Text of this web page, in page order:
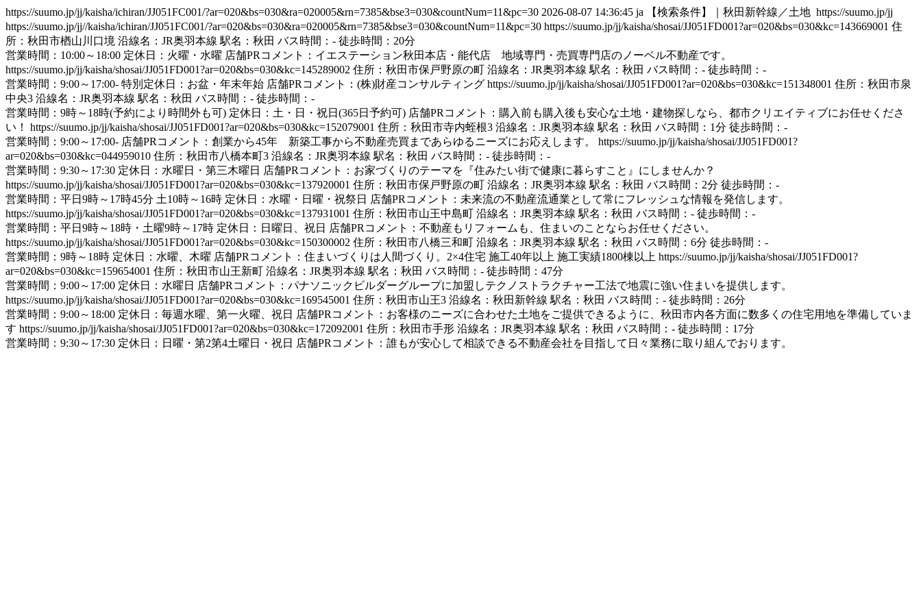
https://suumo.jp/jj/kaisha/ichiran/JJ051FC001/?ar=020&bs=030&ra=020005&rn=7385&bse3=030&countNum=11&pc=30 2026-08-07 14:36:45 ja 【検索条件】｜秋田新幹線／土地 https://suumo.jp/jj
https://suumo.jp/jj//kaisha/ichiran/JJ051FC001/?ar=020&bs=030&ra=020005&rn=7385&bse3=030&countNum=11&pc=30 https://suumo.jp/jj/kaisha/shosai/JJ051FD001?ar=020&bs=030&kc=143669001 住
所：秋田市楢山川口境 沿線名：JR奥羽本線 駅名：秋田 バス時間：- 徒歩時間：20分
営業時間：10:00～18:00 定休日：火曜・水曜 店舗PRコメント：イエステーション秋田本店・能代店 地域専門・売買専門店のノーベル不動産です。
https://suumo.jp/jj/kaisha/shosai/JJ051FD001?ar=020&bs=030&kc=145289002 住所：秋田市保戸野原の町 沿線名：JR奥羽本線 駅名：秋田 バス時間：- 徒歩時間：-
営業時間：9:00～17:00- 特別定休日：お盆・年末年始 店舗PRコメント：(株)財産コンサルティング https://suumo.jp/jj/kaisha/shosai/JJ051FD001?ar=020&bs=030&kc=151348001 住所：秋田市泉
中央3 沿線名：JR奥羽本線 駅名：秋田 バス時間：- 徒歩時間：-
営業時間：9時～18時(予約により時間外も可) 定休日：土・日・祝日(365日予約可) 店舗PRコメント：購入前も購入後も安心な土地・建物探しなら、都市クリエイティブにお任せくださ
い！
https://suumo.jp/jj/kaisha/shosai/JJ051FD001?ar=020&bs=030&kc=152079001 住所：秋田市寺内蛭根3 沿線名：JR奥羽本線 駅名：秋田 バス時間：1分 徒歩時間：-
営業時間：9:00～17:00- 店舗PRコメント：創業から45年 新築工事から不動産売買まであらゆるニーズにお応えします。
https://suumo.jp/jj/kaisha/shosai/JJ051FD001?
ar=020&bs=030&kc=044959010 住所：秋田市八橋本町3 沿線名：JR奥羽本線 駅名：秋田 バス時間：- 徒歩時間：-
営業時間：9:30～17:30 定休日：水曜日・第三木曜日 店舗PRコメント：お家づくりのテーマを『住みたい街で健康に暮らすこと』にしませんか？
https://suumo.jp/jj/kaisha/shosai/JJ051FD001?ar=020&bs=030&kc=137920001 住所：秋田市保戸野原の町 沿線名：JR奥羽本線 駅名：秋田 バス時間：2分 徒歩時間：-
営業時間：平日9時～17時45分 土10時～16時 定休日：水曜・日曜・祝祭日 店舗PRコメント：未来流の不動産流通業として常にフレッシュな情報を発信します。
https://suumo.jp/jj/kaisha/shosai/JJ051FD001?ar=020&bs=030&kc=137931001 住所：秋田市山王中島町 沿線名：JR奥羽本線 駅名：秋田 バス時間：- 徒歩時間：-
営業時間：平日9時～18時・土曜9時～17時 定休日：日曜日、祝日 店舗PRコメント：不動産もリフォームも、住まいのことならお任せください。
https://suumo.jp/jj/kaisha/shosai/JJ051FD001?ar=020&bs=030&kc=150300002 住所：秋田市八橋三和町 沿線名：JR奥羽本線 駅名：秋田 バス時間：6分 徒歩時間：-
営業時間：9時～18時 定休日：水曜、木曜 店舗PRコメント：住まいづくりは人間づくり。2×4住宅 施工40年以上 施工実績1800棟以上 https://suumo.jp/jj/kaisha/shosai/JJ051FD001?
ar=020&bs=030&kc=159654001 住所：秋田市山王新町 沿線名：JR奥羽本線 駅名：秋田 バス時間：- 徒歩時間：47分
営業時間：9:00～17:00 定休日：水曜日 店舗PRコメント：パナソニックビルダーグループに加盟しテクノストラクチャー工法で地震に強い住まいを提供します。
https://suumo.jp/jj/kaisha/shosai/JJ051FD001?ar=020&bs=030&kc=169545001 住所：秋田市山王3 沿線名：秋田新幹線 駅名：秋田 バス時間：- 徒歩時間：26分
営業時間：9:00～18:00 定休日：毎週水曜、第一火曜、祝日 店舗PRコメント：お客様のニーズに合わせた土地をご提供できるように、秋田市内各方面に数多くの住宅用地を準備していま
す https://suumo.jp/jj/kaisha/shosai/JJ051FD001?ar=020&bs=030&kc=172092001 住所：秋田市手形 沿線名：JR奥羽本線 駅名：秋田 バス時間：- 徒歩時間：17分
営業時間：9:30～17:30 定休日：日曜・第2第4土曜日・祝日 店舗PRコメント：誰もが安心して相談できる不動産会社を目指して日々業務に取り組んでおります。